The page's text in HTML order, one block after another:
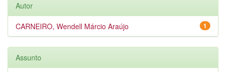
Autor
1
CARNEIRO, Wendell Márcio Araújo
Assunto